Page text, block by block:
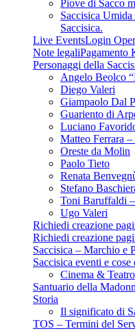
Piove di Sacco
Saccisica
Saccisica.
Live EventsLogin
Note legaliPagamento
Personaggi della
Angelo Beolco
Diego Valeri
Giampaolo Dal
Guariento di
Luciano
Matteo Ferrara
Oreste da Molin
Paolo Tieto
Renata
Stefano
Toni Baruffaldi
Ugo Valeri
Richiedi creazione
Richiedi creazione
Saccisica – Marchio e
Saccisica eventi e cose
Cinema &
Santuario della
Storia
Il significato di
TOS – Termini del